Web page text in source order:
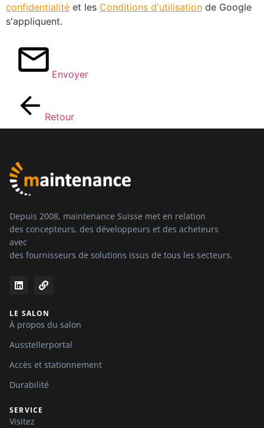
confidentialité et les Conditions d'utilisation de Google
s'appliquent.
Envoyer
Retour
Depuis 2008, maintenance Suisse met en relation
des concepteurs, des développeurs et des acheteurs
avec
des fournisseurs de solutions issus de tous les secteurs.
LE SALON
À propos du salon
Ausstellerportal
Accès et stationnement
Durabilité
SERVICE
Visitez